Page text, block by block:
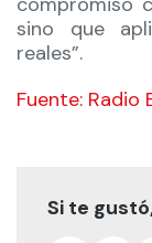
sino que
reales”.
Fuente: Radio
Si te